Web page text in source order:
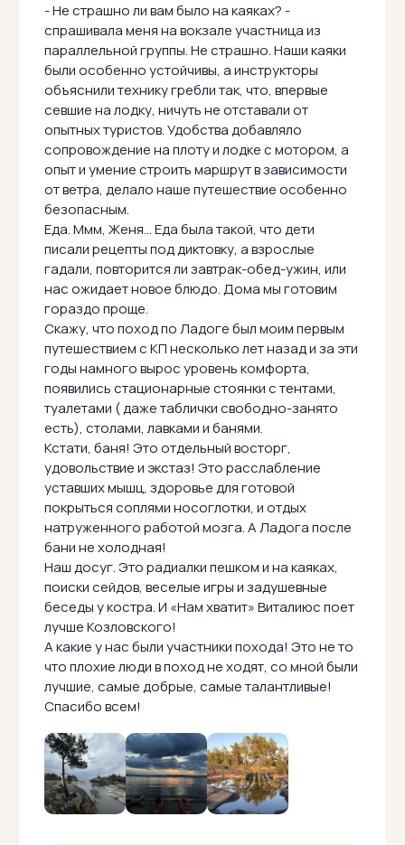
- Не страшно ли вам было на каяках? -
спрашивала меня на вокзале участница из
параллельной группы. Не страшно. Наши каяки
были особенно устойчивы, а инструкторы
объяснили технику гребли так, что, впервые
севшие на лодку, ничуть не отставали от
опытных туристов. Удобства добавляло
сопровождение на плоту и лодке с мотором, а
опыт и умение строить маршрут в зависимости
от ветра, делало наше путешествие особенно
безопасным.
Еда. Ммм, Женя… Еда была такой, что дети
писали рецепты под диктовку, а взрослые
гадали, повторится ли завтрак-обед-ужин, или
нас ожидает новое блюдо. Дома мы готовим
гораздо проще.
Скажу, что поход по Ладоге был моим первым
путешествием с КП несколько лет назад и за эти
годы намного вырос уровень комфорта,
появились стационарные стоянки с тентами,
туалетами ( даже таблички свободно-занято
есть), столами, лавками и банями.
Кстати, баня! Это отдельный восторг,
удовольствие и экстаз! Это расслабление
уставших мышц, здоровье для готовой
покрыться соплями носоглотки, и отдых
натруженного работой мозга. А Ладога после
бани не холодная!
Наш досуг. Это радиалки пешком и на каяках,
поиски сейдов, веселые игры и задушевные
беседы у костра. И «Нам хватит» Виталиюс поет
лучше Козловского!
А какие у нас были участники похода! Это не то
что плохие люди в поход не ходят, со мной были
лучшие, самые добрые, самые талантливые!
Спасибо всем!